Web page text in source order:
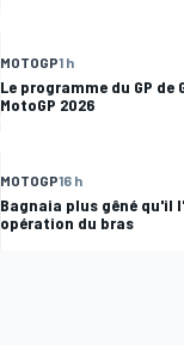
MOTOGP1 h
Le programme du GP de
MotoGP 2026
MOTOGP16 h
Bagnaia plus gêné qu'il
opération du bras